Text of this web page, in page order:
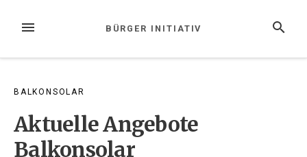
InhaltMENÜ SUCHE
BÜRGER INITIATIV
BALKONSOLAR
Aktuelle Angebote
Balkonsolar